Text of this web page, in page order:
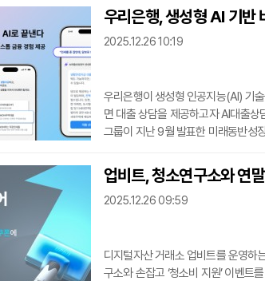
얻은 권리가 부동산 자체가 아닌 부
다고 판결한 데 따른 후속 조치다.공
절차를 돕는
우리은행, 생성형 AI 기반
2025.12.26 10:19
우리은행이 생성형 인공지능(AI) 기
면 대출 상담을 제공하고자 AI대출
그룹이 지난 9월 발표한 미래동반성
통해 비대면 금융 상담 전반의 완성
서비스가 단순히 상품 정보를 전달하
름을 주도한다
업비트, 청소연구소와 연
2025.12.26 09:59
디지털자산 거래소 업비트를 운영하
구소와 손잡고 ‘청소비 지원’ 이벤트